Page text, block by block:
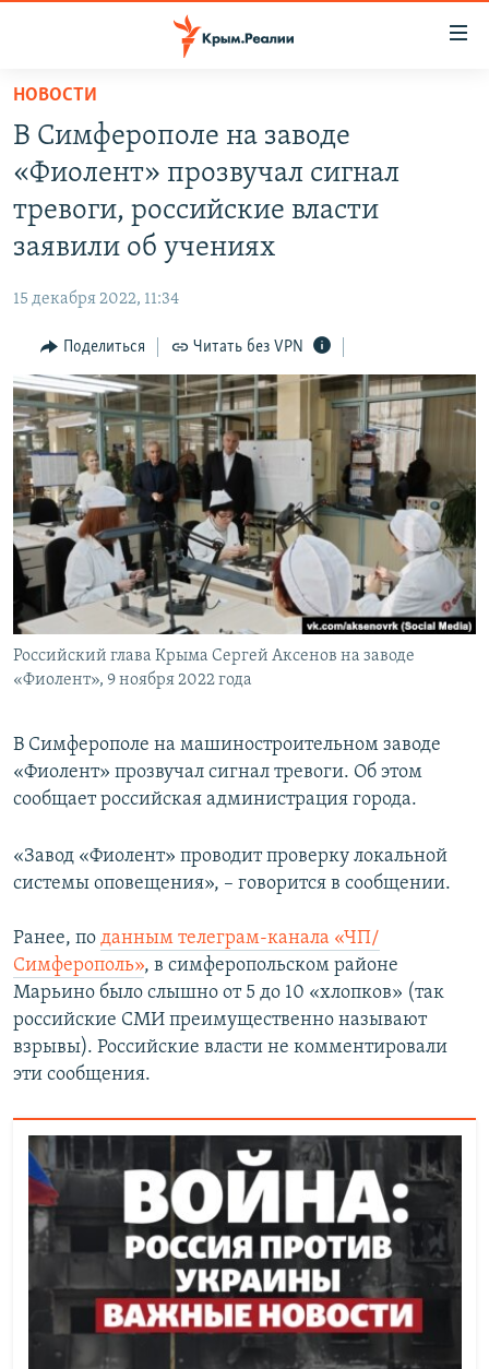
Вернуться
основному
содержанию
главной
Вернутся
поиску
НОВОСТИ
СПЕЦПРОЕКТЫ
КАРТА ВОЕННЫХ ОБЪЕКТОВ КРЫМА
ИНТЕРАКТИВ
ИНФОГРАФИКА
ТЕЛЕПРОЕКТ КРЫМ.РЕАЛИИ
СОВЕТЫ ПРАВОЗАЩИТНИКОВ
ПРОПАВШИЕ БЕЗ ВЕСТИ
ПОБЕДИТЕЛЕЙ НЕ СУДЯТ?
КРЫМ.НЕПОКОРЕННЫЙ
ELIFBE
УКРАИНСКАЯ ПРОБЛЕМА КРЫМА
РАДІО СВОБОДА
КАК ОБОЙТИ БЛОКИРОВКУ
Українською
Qırımtatar
ПРИСОЕДИНЯЙТЕСЬ!
Все сайты RFE/RL
НОВОСТИ
В Симферополе на заводе
«Фиолент» прозвучал сигнал
тревоги, российские власти
заявили об учениях
15 декабря 2022, 11:34
Поделиться Читать без VPN
Российский глава Крыма Сергей Аксенов на заводе
«Фиолент», 9 ноября 2022 года
В Симферополе на машиностроительном заводе
«Фиолент» прозвучал сигнал тревоги. Об этом
сообщает российская администрация города.
«Завод «Фиолент» проводит проверку локальной
системы оповещения», – говорится в сообщении.
Ранее, по данным телеграм-канала «ЧП/
Симферополь», в симферопольском районе
Марьино было слышно от 5 до 10 «хлопков» (так
российские СМИ преимущественно называют
взрывы). Российские власти не комментировали
эти сообщения.